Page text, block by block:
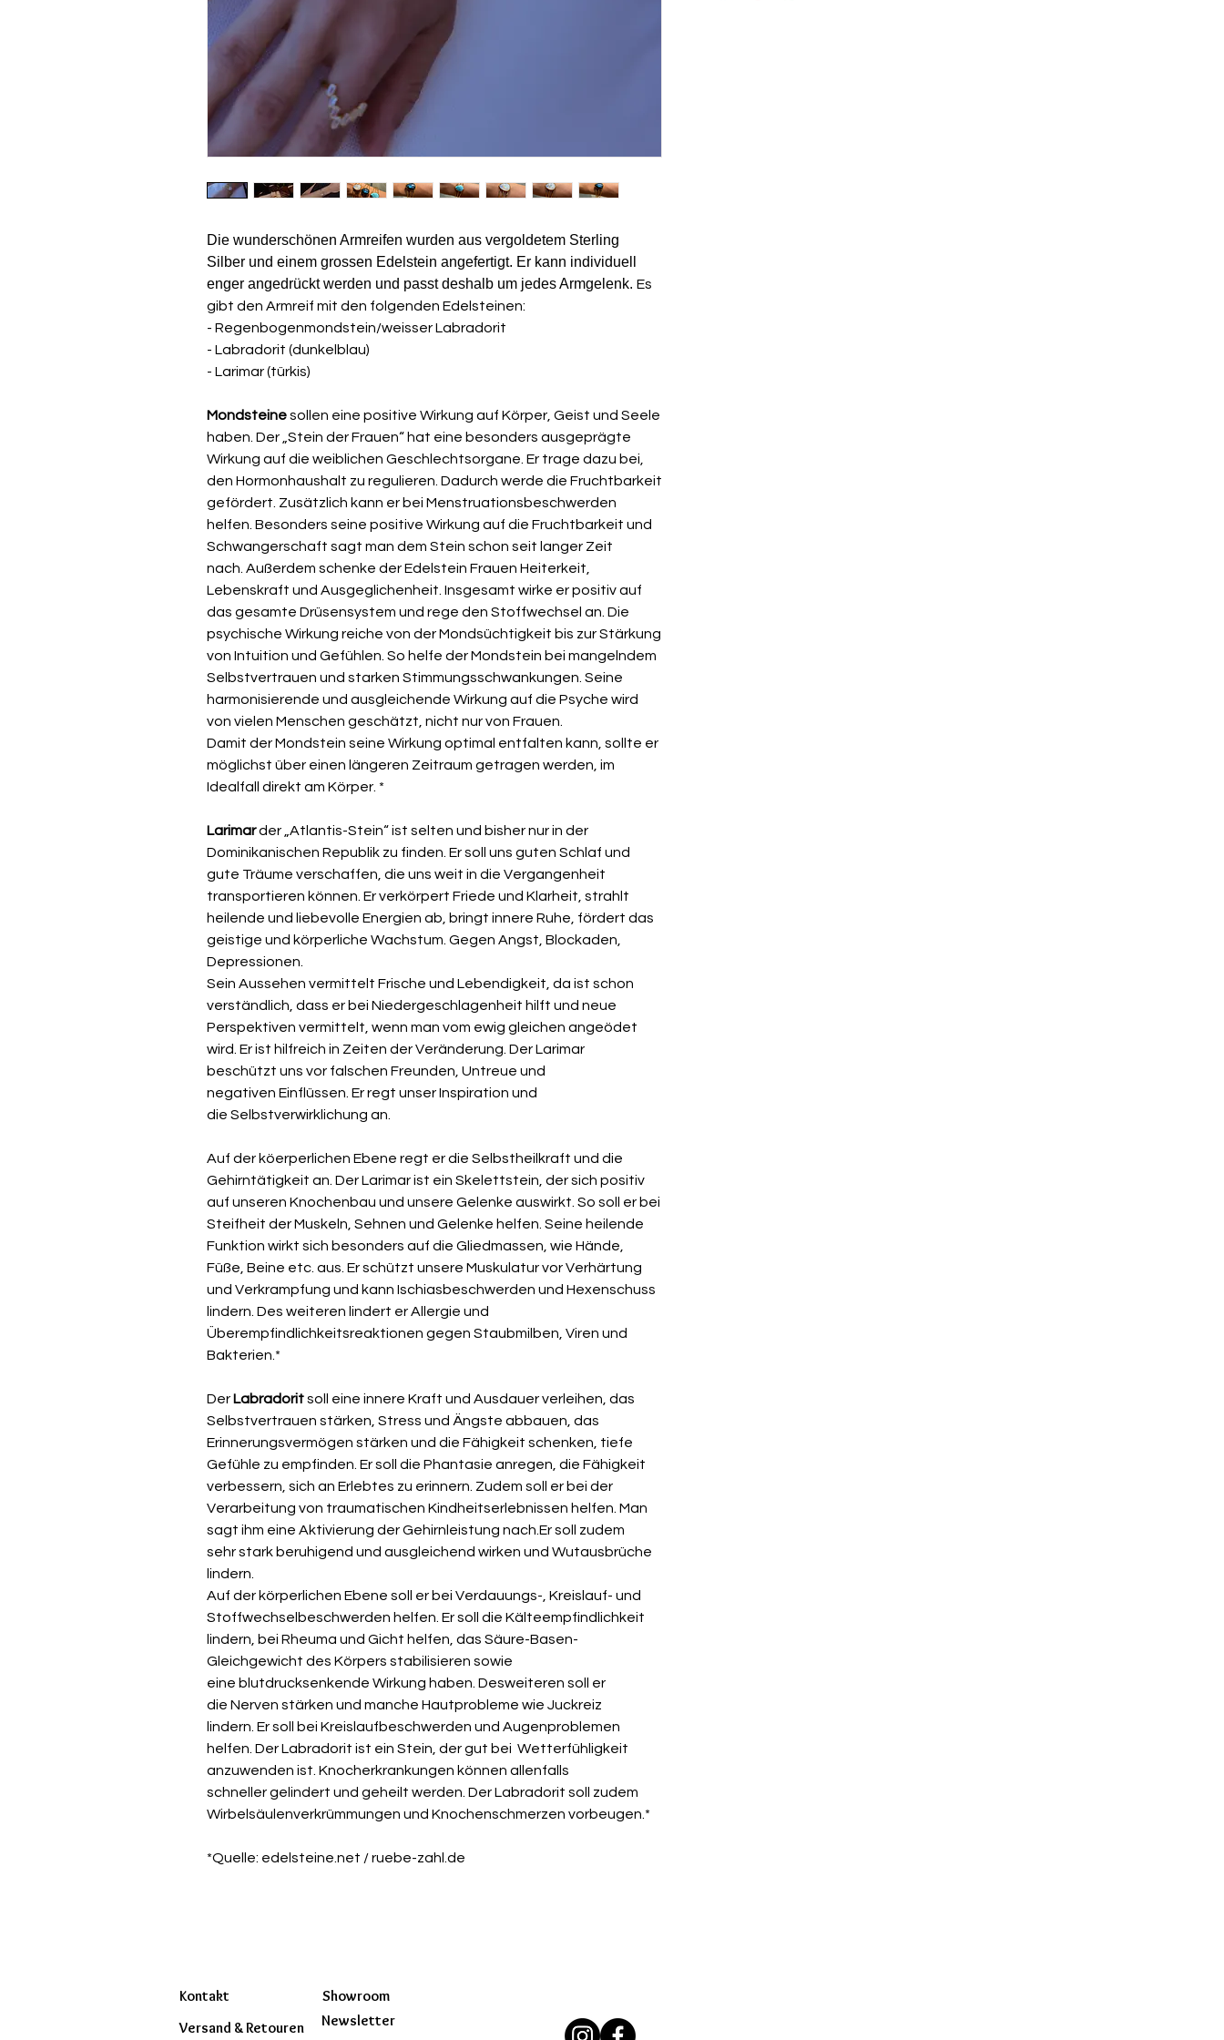
Die wunderschönen Armreifen wurden aus vergoldetem Sterling
Silber und einem grossen Edelstein angefertigt. Er kann individuell
enger angedrückt werden und passt deshalb um jedes Armgelenk. Es
gibt den Armreif mit den folgenden Edelsteinen:
- Regenbogenmondstein/weisser Labradorit
- Labradorit (dunkelblau)
- Larimar (türkis)
Mondsteinesollen eine positive Wirkung auf Körper, Geist und Seele
haben. Der „Stein der Frauen“ hat eine besonders ausgeprägte
Wirkung auf die weiblichen Geschlechtsorgane. Er trage dazu bei,
den Hormonhaushalt zu regulieren. Dadurch werde die Fruchtbarkeit
gefördert. Zusätzlich kann er bei Menstruationsbeschwerden
helfen. Besonders seine positive Wirkung auf die Fruchtbarkeit und
Schwangerschaft sagt man dem Stein schon seit langer Zeit
nach. Außerdem schenke der Edelstein Frauen Heiterkeit,
Lebenskraft und Ausgeglichenheit. Insgesamt wirke er positiv auf
das gesamte Drüsensystem und rege den Stoffwechsel an. Die
psychische Wirkung reiche von der Mondsüchtigkeit bis zur Stärkung
von Intuition und Gefühlen. So helfe der Mondstein bei mangelndem
Selbstvertrauen und starken Stimmungsschwankungen. Seine
harmonisierende und ausgleichende Wirkung auf die Psyche wird
von vielen Menschen geschätzt, nicht nur von Frauen.
Damit der Mondstein seine Wirkung optimal entfalten kann, sollte er
möglichst über einen längeren Zeitraum getragen werden, im
Idealfall direkt am Körper. *
Larimarder „Atlantis-Stein“ ist selten und bisher nur in der
Dominikanischen Republik zu finden. Er soll uns guten Schlaf und
gute Träume verschaffen, die uns weit in die Vergangenheit
transportieren können. Er verkörpert Friede und Klarheit, strahlt
heilende und liebevolle Energien ab, bringt innere Ruhe, fördert das
geistige und körperliche Wachstum. Gegen Angst, Blockaden,
Depressionen.
Sein Aussehen vermittelt Frische und Lebendigkeit, da ist schon
verständlich, dass er bei Niedergeschlagenheit hilft und neue
Perspektiven vermittelt, wenn man vom ewig gleichen angeödet
wird. Er ist hilfreich in Zeiten der Veränderung. Der Larimar
beschützt uns vor falschen Freunden, Untreue und
negativen Einflüssen. Er regt unser Inspiration und
die Selbstverwirklichung an.
Auf der köerperlichen Ebene regt er die Selbstheilkraft und die
Gehirntätigkeit an. Der Larimar ist ein Skelettstein, der sich positiv
auf unseren Knochenbau und unsere Gelenke auswirkt. So soll er bei
Steifheit der Muskeln, Sehnen und Gelenke helfen. Seine heilende
Funktion wirkt sich besonders auf die Gliedmassen, wie Hände,
Füße, Beine etc. aus. Er schützt unsere Muskulatur vor Verhärtung
und Verkrampfung und kann Ischiasbeschwerden und Hexenschuss
lindern. Des weiteren lindert er Allergie und
Überempfindlichkeitsreaktionen gegen Staubmilben, Viren und
Bakterien.*
Der Labradoritsoll eine innere Kraft und Ausdauer verleihen, das
Selbstvertrauen stärken, Stress und Ängste abbauen, das
Erinnerungsvermögen stärken und die Fähigkeit schenken, tiefe
Gefühle zu empfinden. Er soll die Phantasie anregen, die Fähigkeit
verbessern, sich an Erlebtes zu erinnern. Zudem soll er bei der
Verarbeitung von traumatischen Kindheitserlebnissen helfen. Man
sagt ihm eine Aktivierung der Gehirnleistung nach. Er soll zudem
sehr stark beruhigend und ausgleichend wirken und Wutausbrüche
lindern.
Auf der körperlichen Ebene soll er bei Verdauungs-, Kreislauf- und
Stoffwechselbeschwerden helfen. Er soll die Kälteempfindlichkeit
lindern, bei Rheuma und Gicht helfen, das Säure-Basen-
Gleichgewicht des Körpers stabilisieren sowie
eine blutdrucksenkende Wirkung haben. Desweiteren soll er
die Nerven stärken und manche Hautprobleme wie Juckreiz
lindern. Er soll bei Kreislaufbeschwerden und Augenproblemen
helfen. Der Labradorit ist ein Stein, der gut bei Wetterfühligkeit
anzuwenden ist. Knocherkrankungen können allenfalls
schneller gelindert und geheilt werden. Der Labradorit soll zudem
Wirbelsäulenverkrümmungen und Knochenschmerzen vorbeugen.*
*Quelle: edelsteine.net / ruebe-zahl.de
Kontakt
Versand & Retouren
Showroom
Newsletter